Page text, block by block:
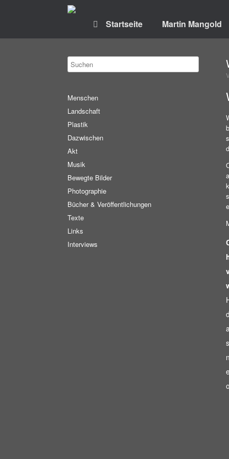
Startseite Martin Mangold
Menschen
Landschaft
Plastik
Dazwischen
Akt
Musik
Bewegte Bilder
Photographie
Bücher & Veröffentlichungen
Texte
Links
Interviews